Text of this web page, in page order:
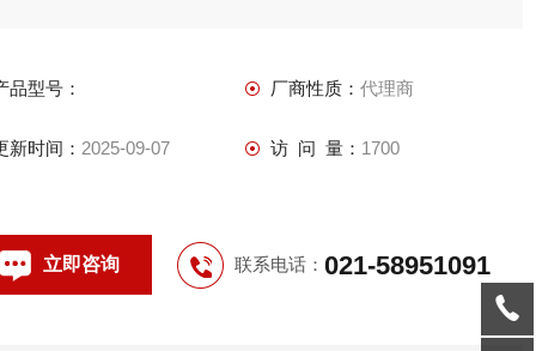
品型号： 厂商性质： 代理商
新时间： 2025-09-07 访 问 量： 1700
立即咨询 联系电话： 021-58951091